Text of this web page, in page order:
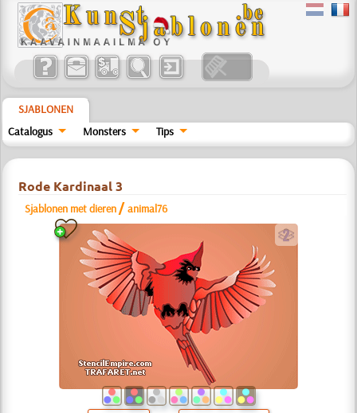
SJABLONEN
Catalogus
Monsters Tips
Rode Kardinaal 3
Sjablonen met dieren /animal76
b